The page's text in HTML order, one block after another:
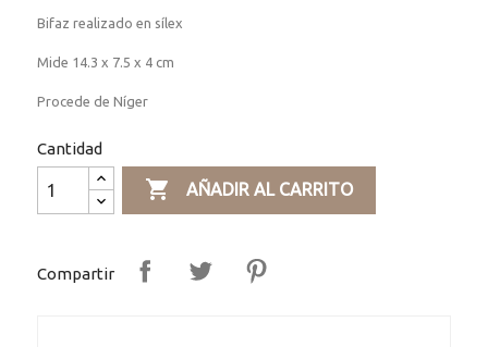
Bifaz realizado en sílex
Mide 14.3 x 7.5 x 4 cm
Procede de Níger
Cantidad
 AÑADIR AL CARRITO
Compartir